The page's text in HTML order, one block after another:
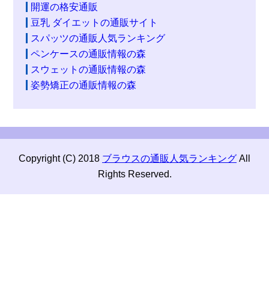
開運の格安通販
豆乳 ダイエットの通販サイト
スパッツの通販人気ランキング
ペンケースの通販情報の森
スウェットの通販情報の森
姿勢矯正の通販情報の森
Copyright (C) 2018 ブラウスの通販人気ランキング All
Rights Reserved.